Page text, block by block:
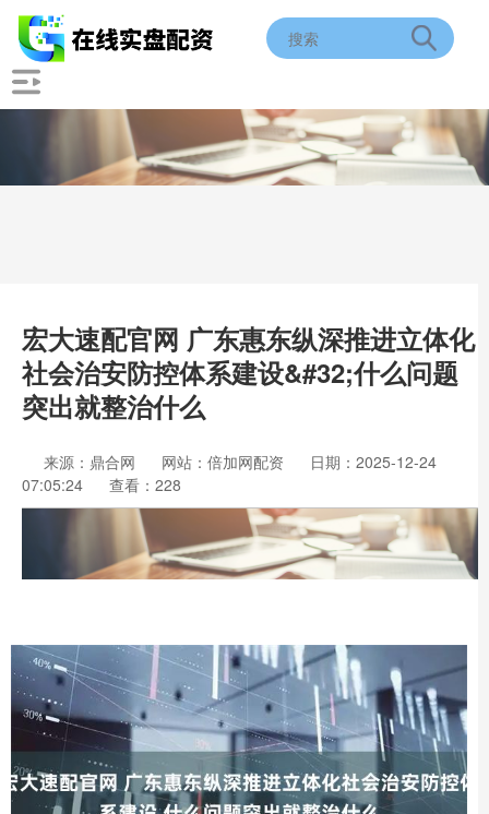
宏大速配官网 广东惠东纵深推进立体化
社会治安防控体系建设&#32;什么问题
突出就整治什么
来源：鼎合网 网站：倍加网配资
日期：2025-12-24
07:05:24
查看：228